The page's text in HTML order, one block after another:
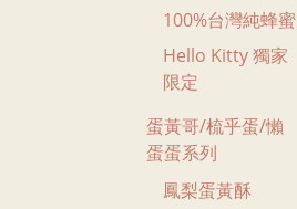
100%台灣純蜂蜜
Hello Kitty 獨家
限定
蛋黃哥/梳乎蛋/懶
蛋蛋系列
鳳梨蛋黃酥